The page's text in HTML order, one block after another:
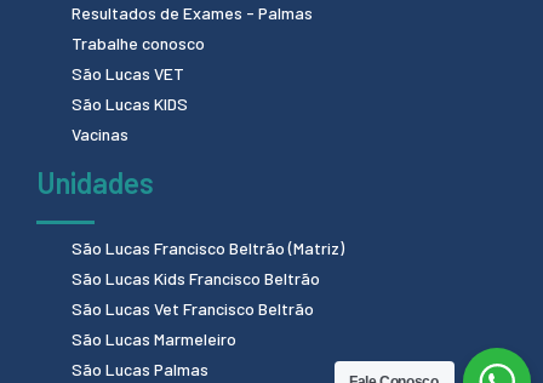
Resultados de Exames - Palmas
Trabalhe conosco
São Lucas VET
São Lucas KIDS
Vacinas
Unidades
São Lucas Francisco Beltrão (Matriz)
São Lucas Kids Francisco Beltrão
São Lucas Vet Francisco Beltrão
São Lucas Marmeleiro
São Lucas Palmas